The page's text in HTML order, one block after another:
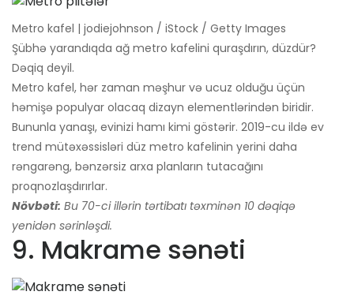
Metro kafel | jodiejohnson / iStock / Getty Images
Şübhə yarandıqda ağ metro kafelini quraşdırın, düzdür?
Dəqiq deyil.
Metro kafel, hər zaman məşhur və ucuz olduğu üçün
həmişə populyar olacaq dizayn elementlərindən biridir.
Bununla yanaşı, evinizi hamı kimi göstərir. 2019-cu ildə ev
trend mütəxəssisləri düz metro kafelinin yerini daha
rəngarəng, bənzərsiz arxa planların tutacağını
proqnozlaşdırırlar.
Növbəti: Bu 70-ci illərin tərtibatı təxminən 10 dəqiqə
yenidən sərinləşdi.
9. Makrame sənəti